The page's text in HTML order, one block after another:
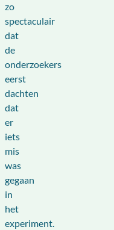
zo
spectaculair
dat
de
onderzoekers
eerst
dachten
dat
er
iets
mis
was
gegaan
in
het
experiment.